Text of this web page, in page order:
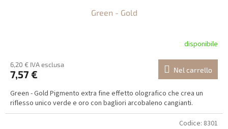
Green - Gold
disponibile
6,20 € IVA esclusa
7,57 € Nel carrello
Green - Gold Pigmento extra fine effetto olografico che crea un
riflesso unico verde e oro con bagliori arcobaleno cangianti.
Codice: 8301